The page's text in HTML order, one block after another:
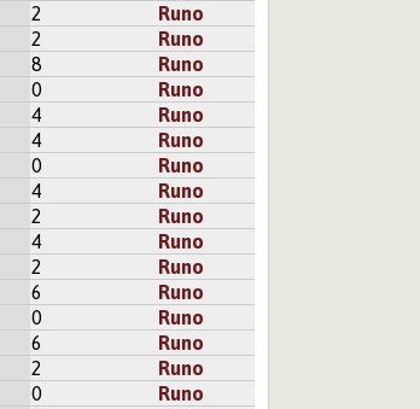
2
Runo
2
Runo
8
Runo
0
Runo
4
Runo
4
Runo
0
Runo
4
Runo
2
Runo
4
Runo
2
Runo
6
Runo
0
Runo
6
Runo
2
Runo
0
Runo